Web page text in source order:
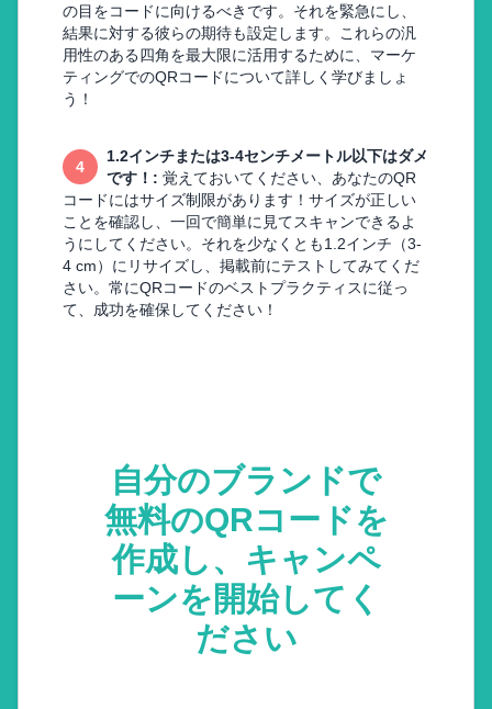
の目をコードに向けるべきです。それを緊急にし、
結果に対する彼らの期待も設定します。これらの汎
用性のある四角を最大限に活用するために、マーケ
ティングでのQRコードについて詳しく学びましょ
う！
4
1.2インチまたは3-4センチメートル以下はダメ
です！ : 覚えておいてください、あなたのQR
コードにはサイズ制限があります！サイズが正しい
ことを確認し、一回で簡単に見てスキャンできるよ
うにしてください。それを少なくとも1.2インチ（3-
4 cm）にリサイズし、掲載前にテストしてみてくだ
さい。常にQRコードのベストプラクティスに従っ
て、成功を確保してください！
自分のブランドで
無料のQRコードを
作成し、キャンペ
ーンを開始してく
ださい